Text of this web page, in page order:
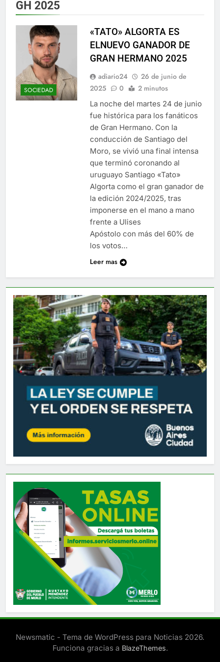
GH 2025
SOCIEDAD
«TATO» ALGORTA ES
ELNUEVO GANADOR DE
GRAN HERMANO 2025
adiario24
26 de junio de
2025
0 2 minutos
La noche del martes 24 de junio
fue histórica para los fanáticos
de Gran Hermano. Con la
conducción de Santiago del
Moro, se vivió una final intensa
que terminó coronando al
uruguayo Santiago «Tato»
Algorta como el gran ganador de
la edición 2024/2025, tras
imponerse en el mano a mano
frente a Ulises
Apóstolo con más del 60% de
los votos…
Leer mas
Newsmatic - Tema de WordPress para Noticias 2026.
Funciona gracias a BlazeThemes.